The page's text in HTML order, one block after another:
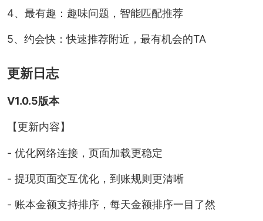
4、最有趣：趣味问题，智能匹配推荐
5、约会快：快速推荐附近，最有机会的TA
更新日志
V1.0.5版本
【更新内容】
- 优化网络连接，页面加载更稳定
- 提现页面交互优化，到账规则更清晰
- 账本金额支持排序，每天金额排序一目了然